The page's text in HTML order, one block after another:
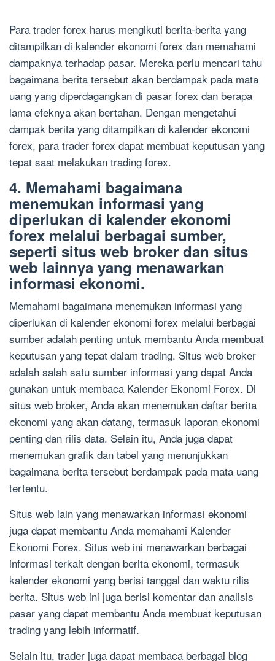
Para trader forex harus mengikuti berita-berita yang
ditampilkan di kalender ekonomi forex dan memahami
dampaknya terhadap pasar. Mereka perlu mencari tahu
bagaimana berita tersebut akan berdampak pada mata
uang yang diperdagangkan di pasar forex dan berapa
lama efeknya akan bertahan. Dengan mengetahui
dampak berita yang ditampilkan di kalender ekonomi
forex, para trader forex dapat membuat keputusan yang
tepat saat melakukan trading forex.
4. Memahami bagaimana
menemukan informasi yang
diperlukan di kalender ekonomi
forex melalui berbagai sumber,
seperti situs web broker dan situs
web lainnya yang menawarkan
informasi ekonomi.
Memahami bagaimana menemukan informasi yang
diperlukan di kalender ekonomi forex melalui berbagai
sumber adalah penting untuk membantu Anda membuat
keputusan yang tepat dalam trading. Situs web broker
adalah salah satu sumber informasi yang dapat Anda
gunakan untuk membaca Kalender Ekonomi Forex. Di
situs web broker, Anda akan menemukan daftar berita
ekonomi yang akan datang, termasuk laporan ekonomi
penting dan rilis data. Selain itu, Anda juga dapat
menemukan grafik dan tabel yang menunjukkan
bagaimana berita tersebut berdampak pada mata uang
tertentu.
Situs web lain yang menawarkan informasi ekonomi
juga dapat membantu Anda memahami Kalender
Ekonomi Forex. Situs web ini menawarkan berbagai
informasi terkait dengan berita ekonomi, termasuk
kalender ekonomi yang berisi tanggal dan waktu rilis
berita. Situs web ini juga berisi komentar dan analisis
pasar yang dapat membantu Anda membuat keputusan
trading yang lebih informatif.
Selain itu, trader juga dapat membaca berbagai blog